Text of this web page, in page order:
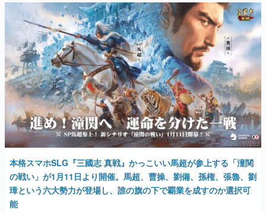
本格スマホSLG『三國志 真戦』かっこいい馬超が参上する「潼関
の戦い」が1月11日より開催。馬超、曹操、劉備、孫権、張魯、劉
璋という六大勢力が登場し、誰の旗の下で覇業を成すのか選択可
能
2025年1月4日 公開